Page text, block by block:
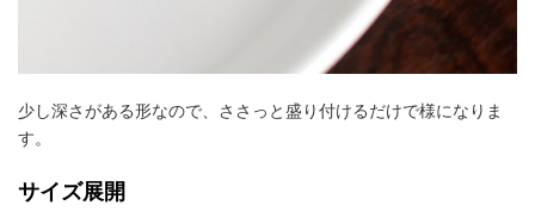
少し深さがある形なので、ささっと盛り付けるだけで様になりま
す。
サイズ展開